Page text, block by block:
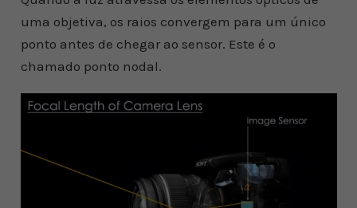
uma objetiva, os raios convergem para um único
ponto antes de chegar ao sensor. Este é o
chamado ponto nodal.